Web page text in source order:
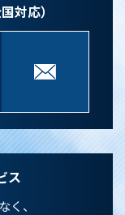
対応）
ス
、